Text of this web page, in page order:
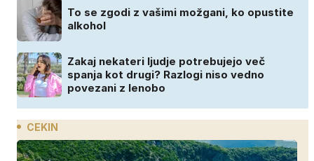
To se zgodi z vašimi možgani, ko opustite
alkohol
Zakaj nekateri ljudje potrebujejo več
spanja kot drugi? Razlogi niso vedno
povezani z lenobo
CEKIN